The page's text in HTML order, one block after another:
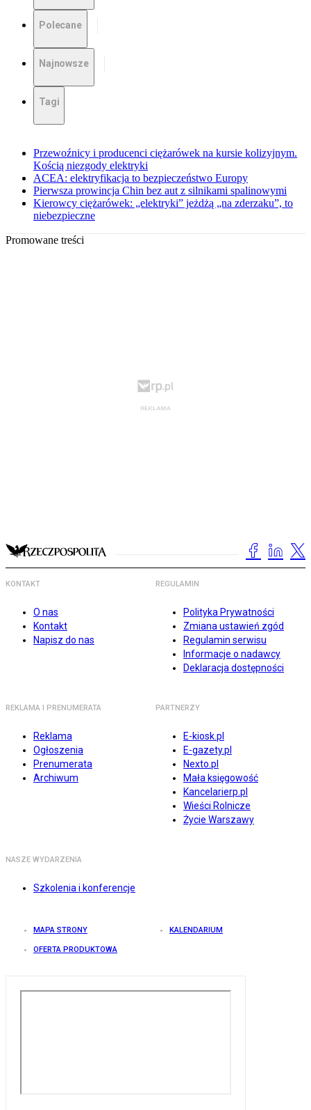
Polecane
Najnowsze
Tagi
Przewoźnicy i producenci ciężarówek na kursie kolizyjnym.
Kością niezgody elektryki
ACEA: elektryfikacja to bezpieczeństwo Europy
Pierwsza prowincja Chin bez aut z silnikami spalinowymi
Kierowcy ciężarówek: „elektryki” jeżdżą „na zderzaku”, to
niebezpieczne
Promowane treści
KONTAKT
O nas
Kontakt
Napisz do nas
REGULAMIN
Polityka Prywatności
Zmiana ustawień zgód
Regulamin serwisu
Informacje o nadawcy
Deklaracja dostępności
REKLAMA I PRENUMERATA
Reklama
Ogłoszenia
Prenumerata
Archiwum
PARTNERZY
E-kiosk.pl
E-gazety.pl
Nexto.pl
Mała księgowość
Kancelarierp.pl
Wieści Rolnicze
Życie Warszawy
NASZE WYDARZENIA
Szkolenia i konferencje
MAPA STRONY KALENDARIUM
OFERTA PRODUKTOWA